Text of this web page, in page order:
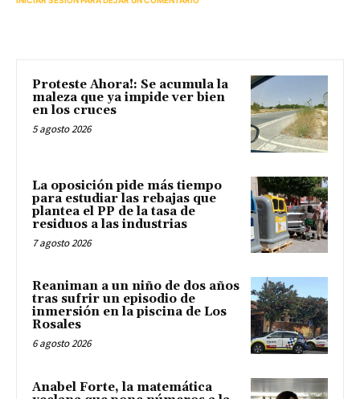
Proteste Ahora!: Se acumula la
maleza que ya impide ver bien
en los cruces
5 agosto 2026
La oposición pide más tiempo
para estudiar las rebajas que
plantea el PP de la tasa de
residuos a las industrias
7 agosto 2026
Reaniman a un niño de dos años
tras sufrir un episodio de
inmersión en la piscina de Los
Rosales
6 agosto 2026
Anabel Forte, la matemática